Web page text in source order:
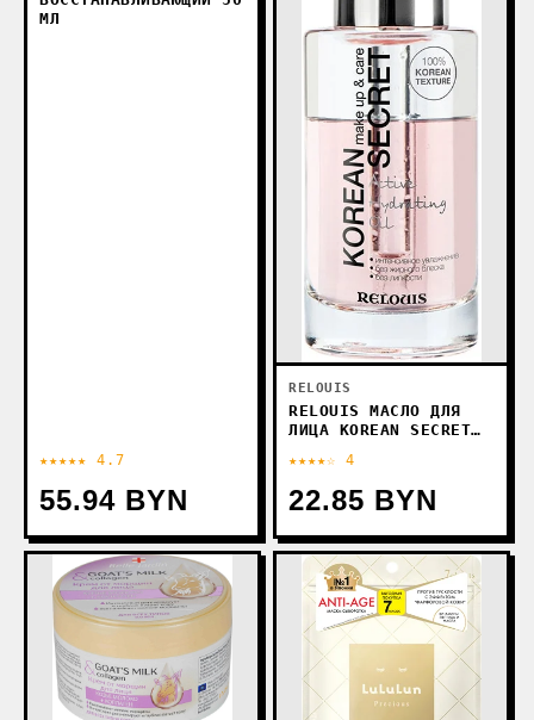
МЛ
★★★★★ 4.7
55.94 BYN
RELOUIS
RELOUIS МАСЛО ДЛЯ
ЛИЦА KOREAN SECRET
ACTIVE HYDRATING OIL
★★★★☆ 4
22.85 BYN